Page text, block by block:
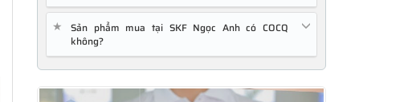
★
Sản phẩm mua tại SKF Ngọc Anh có COCQ
không?